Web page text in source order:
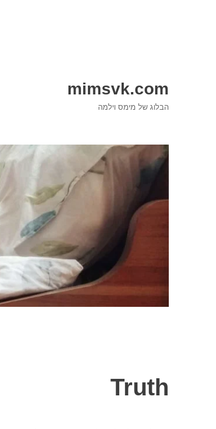
mimsvk.com
הבלוג של מימס וילמה
Truth